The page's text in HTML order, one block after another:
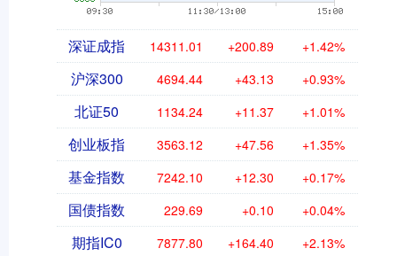
深证成指 14311.01 +200.89 +1.42%
沪深300 4694.44 +43.13 +0.93%
北证50 1134.24 +11.37 +1.01%
创业板指 3563.12 +47.56 +1.35%
基金指数 7242.10 +12.30 +0.17%
国债指数 229.69 +0.10 +0.04%
期指IC0 7877.80 +164.40 +2.13%